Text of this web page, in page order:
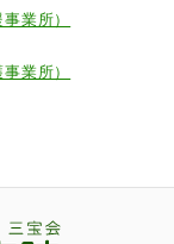
業所）
業所）